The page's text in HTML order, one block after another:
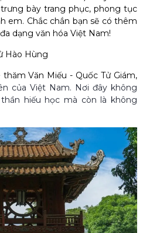
bày trang phục, phong tục
em. Chắc chắn bạn sẽ có thêm
dạng văn hóa Việt Nam!
Hào Hùng
thămVăn Miếu - Quốc Tử Giám,
của Việt Nam. Nơi đây không
hiếu học mà còn là không